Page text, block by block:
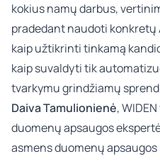
kokius namų darbus,
pradedant naudoti konkretų
kaip užtikrinti tinkamą
kaip suvaldyti tik
tvarkymu grindžiamų
Daiva Tamulionienė,
duomenų apsaugos
asmens duomenų